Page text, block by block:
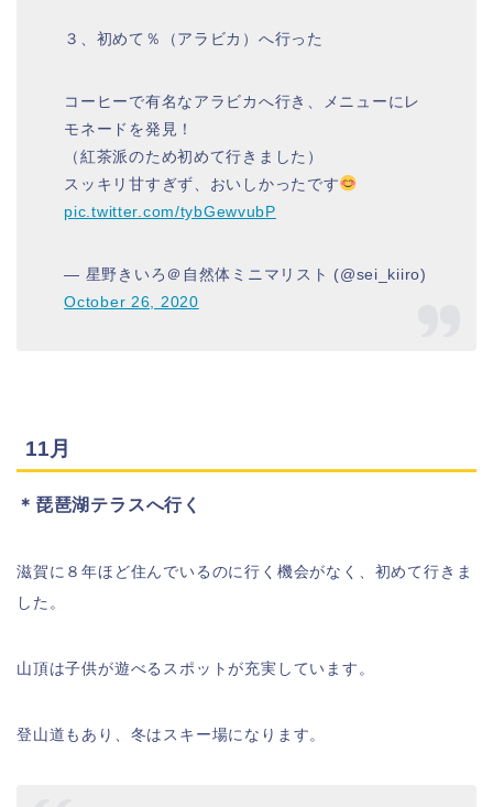
３、初めて％（アラビカ）へ行った
コーヒーで有名なアラビカへ行き、メニューにレ
モネードを発見！
（紅茶派のため初めて行きました）
スッキリ甘すぎず、おいしかったです
pic.twitter.com/tybGewvubP
— 星野きいろ＠自然体ミニマリスト (@sei_kiiro)
October 26, 2020
11月
＊琵琶湖テラスへ行く
滋賀に８年ほど住んでいるのに行く機会がなく、初めて行きま
した。
山頂は子供が遊べるスポットが充実しています。
登山道もあり、冬はスキー場になります。